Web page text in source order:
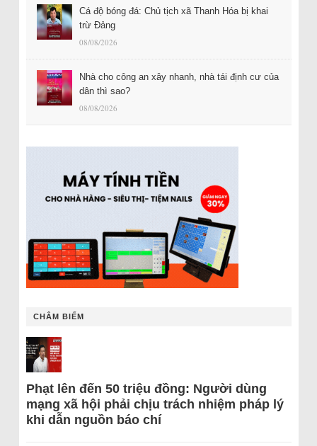
Cá độ bóng đá: Chủ tịch xã Thanh Hóa bị khai
trừ Đảng
08/08/2026
Nhà cho công an xây nhanh, nhà tái định cư của
dân thì sao?
08/08/2026
CHÂM BIẾM
Phạt lên đến 50 triệu đồng: Người dùng
mạng xã hội phải chịu trách nhiệm pháp lý
khi dẫn nguồn báo chí